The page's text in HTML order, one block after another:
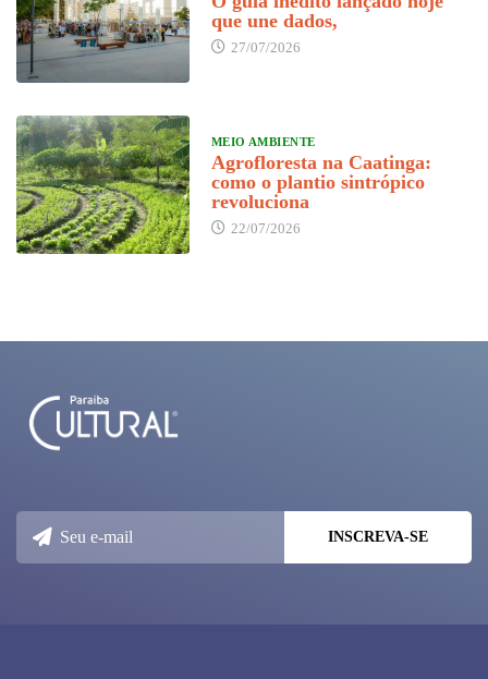
que une dados,
27/07/2026
MEIO AMBIENTE
Agrofloresta na Caatinga:
como o plantio sintrópico
revoluciona
22/07/2026